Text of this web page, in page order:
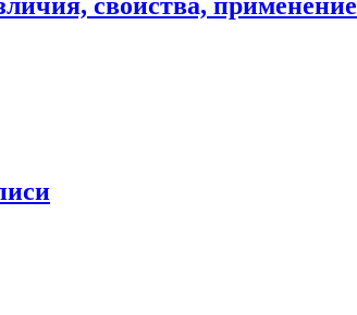
свойства, применение